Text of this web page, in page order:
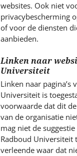
websites. Ook niet
privacybescherming
of voor de diensten
aanbieden.
Linken naar
Universiteit
Linken naar pagina’s
Universiteit is
voorwaarde dat dit
van de organisatie
mag niet de
Radboud Universiteit
verleende waar dat